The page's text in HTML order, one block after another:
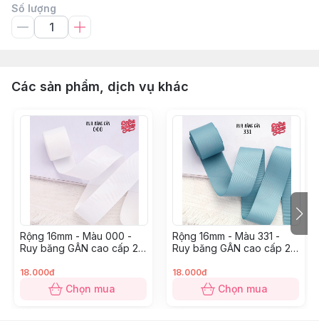
Số lượng
Các sản phẩm, dịch vụ khác
Rộng 16mm - Màu 000 -
Ruy băng GÂN cao cấp 2
18.000đ
Chọn mua
Rộng 16mm - Màu 331 -
Ruy băng GÂN cao cấp 2
18.000đ
Chọn mua